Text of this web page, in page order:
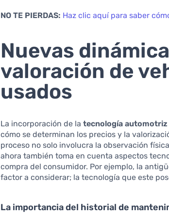
NO TE PIERDAS: Haz clic aquí para saber
Nuevas
valoración de
usados
La incorporación de latecnología automotriz
cómo se determinan los precios y la
proceso no solo involucra la observación
ahora también toma en cuenta aspectos
compra del consumidor. Por ejemplo, la
factor a considerar; la tecnología que este
La importancia del historial de